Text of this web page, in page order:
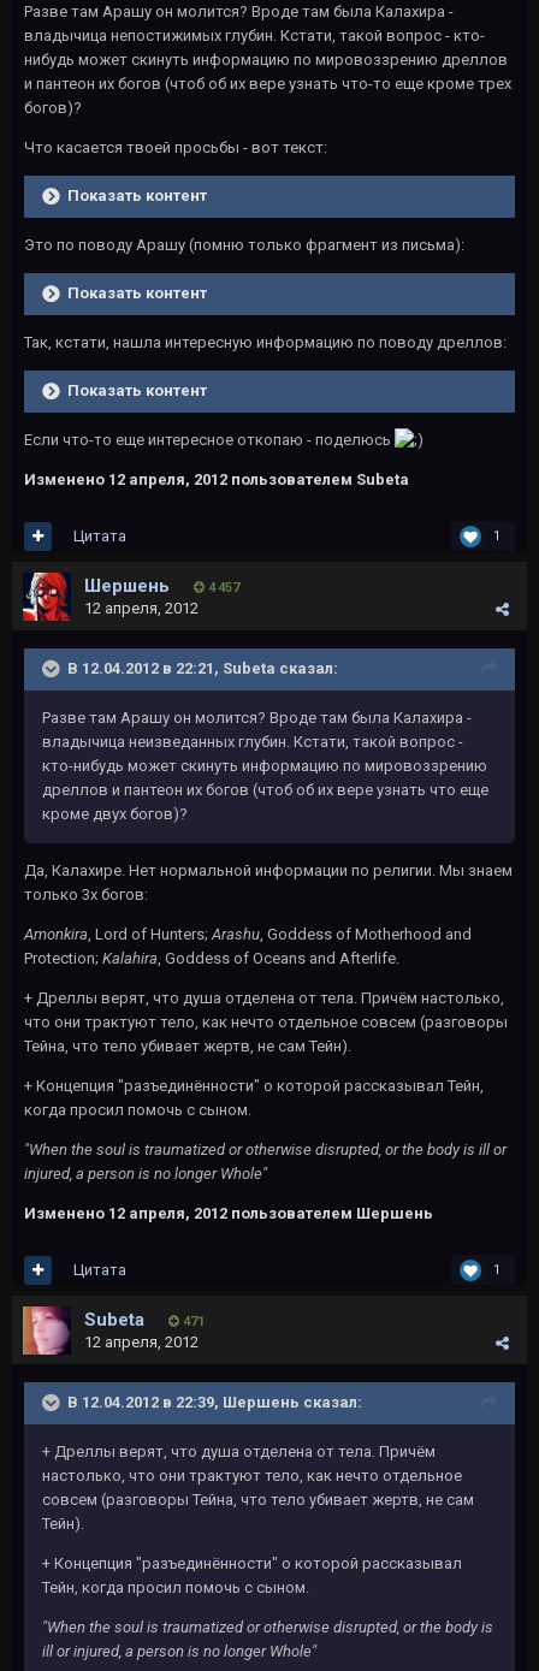
Разве там Арашу он молится? Вроде там была Калахира -
владычица непостижимых глубин. Кстати, такой вопрос - кто-
нибудь может скинуть информацию по мировоззрению дреллов
и пантеон их богов (чтоб об их вере узнать что-то еще кроме трех
богов)?
Что касается твоей просьбы - вот текст:
Показать контент
Это по поводу Арашу (помню только фрагмент из письма):
Показать контент
Так, кстати, нашла интересную информацию по поводу дреллов:
Показать контент
Если что-то еще интересное откопаю - поделюсь
Изменено 12 апреля, 2012 пользователем Subeta
1
Цитата
Шершень 4 457
12 апреля, 2012
В 12.04.2012 в 22:21, Subeta сказал:
Разве там Арашу он молится? Вроде там была Калахира -
владычица неизведанных глубин. Кстати, такой вопрос -
кто-нибудь может скинуть информацию по мировоззрению
дреллов и пантеон их богов (чтоб об их вере узнать что еще
кроме двух богов)?
Да, Калахире. Нет нормальной информации по религии. Мы знаем
только 3х богов:
Amonkira, Lord of Hunters;Arashu, Goddess of Motherhood and
Protection; Kalahira, Goddess of Oceans and Afterlife.
+ Дреллы верят, что душа отделена от тела. Причём настолько,
что они трактуют тело, как нечто отдельное совсем (разговоры
Тейна, что тело убивает жертв, не сам Тейн).
+ Концепция "разъединённости" о которой рассказывал Тейн,
когда просил помочь с сыном.
"When the soul is traumatized or otherwise disrupted, or the body is ill or
injured, a person is no longer Whole"
Изменено 12 апреля, 2012 пользователем Шершень
1
Цитата
Subeta 471
12 апреля, 2012
В 12.04.2012 в 22:39, Шершень сказал:
+ Дреллы верят, что душа отделена от тела. Причём
настолько, что они трактуют тело, как нечто отдельное
совсем (разговоры Тейна, что тело убивает жертв, не сам
Тейн).
+ Концепция "разъединённости" о которой рассказывал
Тейн, когда просил помочь с сыном.
"When the soul is traumatized or otherwise disrupted, or the body is
ill or injured, a person is no longer Whole"